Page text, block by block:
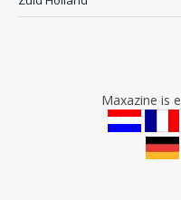
Maxazine is